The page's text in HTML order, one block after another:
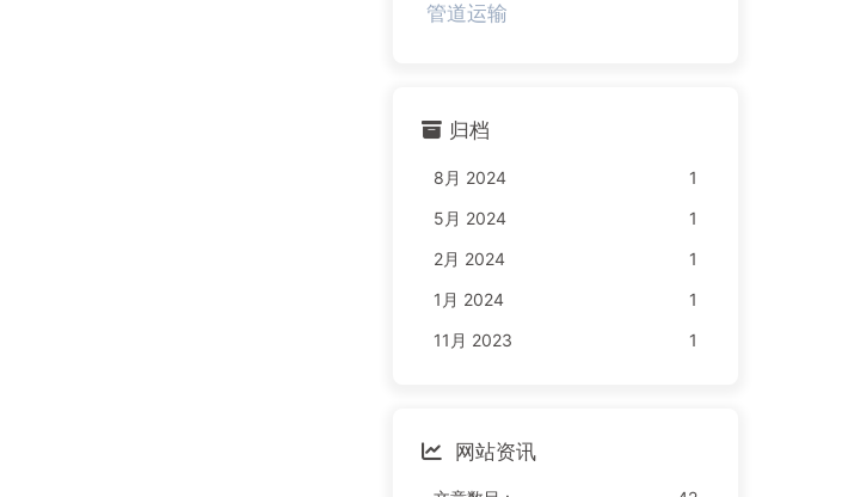
管道运输
归档
8月 2024
1
5月 2024
1
2月 2024
1
1月 2024
1
11月 2023
1
网站资讯